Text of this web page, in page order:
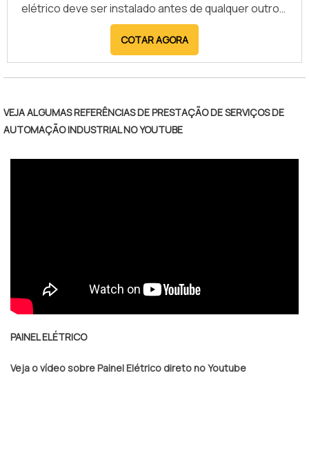
elétrico deve ser instalado antes de qualquer outro
painel, já que serve como fonte de alimento de
energia para os outros quadros de comando, que
serão utilizados no local. Ou seja, é o primeiro passo
para garantir a automação de
quadroEsse tipo de quadro é real.
COTAR AGORA
VEJA ALGUMAS REFERÊNCIAS DE PRESTAÇÃO DE SERVIÇOS DE
AUTOMAÇÃO INDUSTRIAL NO YOUTUBE
PAINEL ELÉTRICO
Veja o vídeo sobre Painel Elétrico direto no Youtube